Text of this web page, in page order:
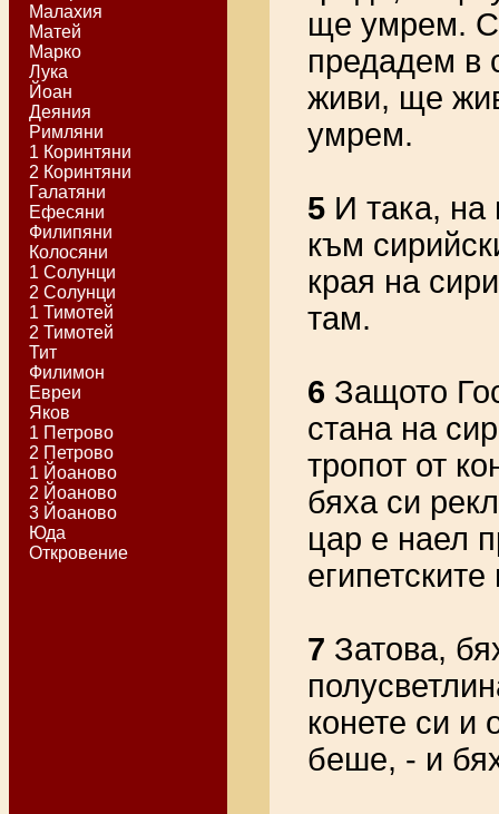
Малахия
Матей
Марко
Лука
Йоан
Деяния
Римляни
1 Коринтяни
2 Коринтяни
Галатяни
Ефесяни
Филипяни
Колосяни
1 Солунци
2 Солунци
1 Тимотей
2 Тимотей
Тит
Филимон
Евреи
Яков
1 Петрово
2 Петрово
1 Йоаново
2 Йоаново
3 Йоаново
Юда
Откровение
ще умрем.
предадем в
живи, ще
умрем.
5 И така, на
към
края на
там.
6 Защото
стана на
тропот от
бяха си
цар е наел
7 Затова,
конете си и
беше, - и